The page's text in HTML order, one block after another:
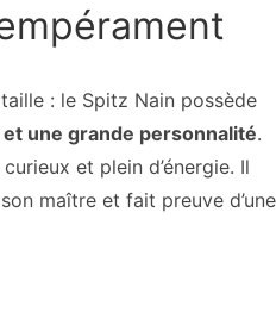
: le Spitz Nain possède
une grande personnalité.
et plein d’énergie. Il
maître et fait preuve d’une